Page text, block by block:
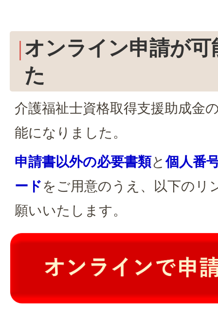
オンライン申請が
た
介護福祉士資格取得支援助成金
能になりました。
申請書以外の必要書類と個人番
ードをご用意のうえ、以下のリ
願いいたします。